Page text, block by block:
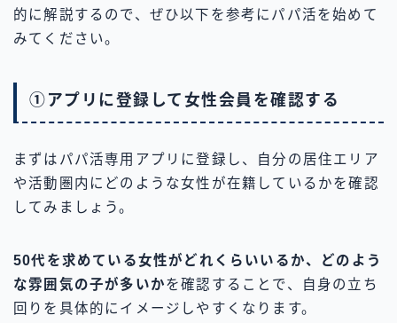
的に解説するので、ぜひ以下を参考にパパ活を始めて
みてください。
①アプリに登録して女性会員を確認する
まずはパパ活専用アプリに登録し、自分の居住エリア
や活動圏内にどのような女性が在籍しているかを確認
してみましょう。
50代を求めている女性がどれくらいいるか、どのよう
な雰囲気の子が多いかを確認することで、自身の立ち
回りを具体的にイメージしやすくなります。